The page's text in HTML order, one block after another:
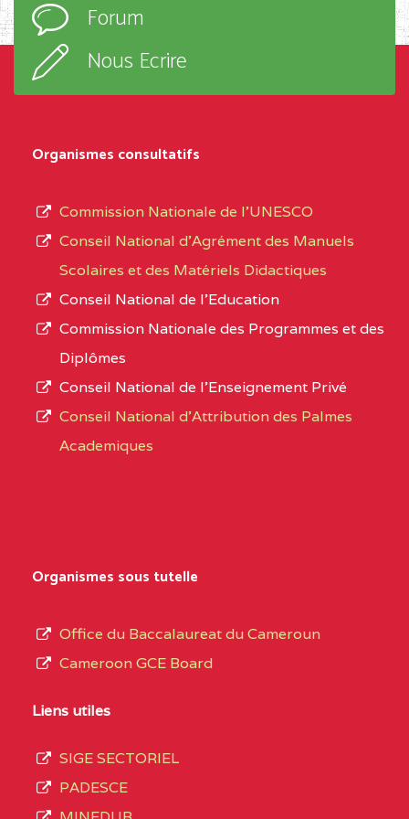
NORD
MERI
EXTREME-
NORD
CETIC DE LOULOU
0CN1TEFD101094115
EXTREME-
NORD
0EI1TEFD100495110
NORD
KOUSSERI
NORD
d’enseignement,
type
L’offre
d’éducation
de
du
de
septembre
Forum
Nous Ecrire
Organismes consultatifs
Commission Nationale de l’UNESCO
Conseil National d’Agrément des Manuels
Scolaires et des Matériels Didactiques
Conseil National de l’Education
Commission Nationale des Programmes et des
Diplômes
Conseil National de l’Enseignement Privé
Conseil National d'Attribution des Palmes
Academiques
Organismes sous tutelle
Office du Baccalaureat du Cameroun
Cameroon GCE Board
Liens utiles
SIGE SECTORIEL
PADESCE